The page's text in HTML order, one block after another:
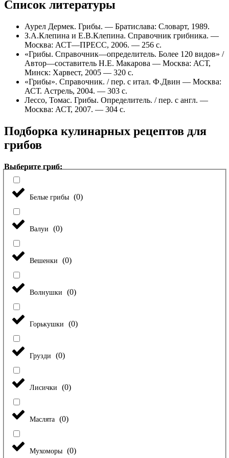
Список литературы
Аурел Дермек. Грибы. — Братислава: Словарт, 1989.
З.А.Клепина и Е.В.Клепина. Справочник грибника. —
Москва: АСТ—ПРЕСС, 2006. — 256 с.
«Грибы. Справочник—определитель. Более 120 видов» /
Автор—составитель Н.Е. Макарова — Москва: АСТ,
Минск: Харвест, 2005 — 320 с.
«Грибы». Справочник. / пер. с итал. Ф.Двин — Москва:
АСТ. Астрель, 2004. — 303 с.
Лессо, Томас. Грибы. Определитель. / пер. с англ. —
Москва: АСТ, 2007. — 304 с.
Подборка кулинарных рецептов для
грибов
Выберите гриб:
Белые грибы (0)
Валуи (0)
Вешенки (0)
Волнушки (0)
Горькушки (0)
Грузди (0)
Лисички (0)
Маслята (0)
Мухоморы (0)